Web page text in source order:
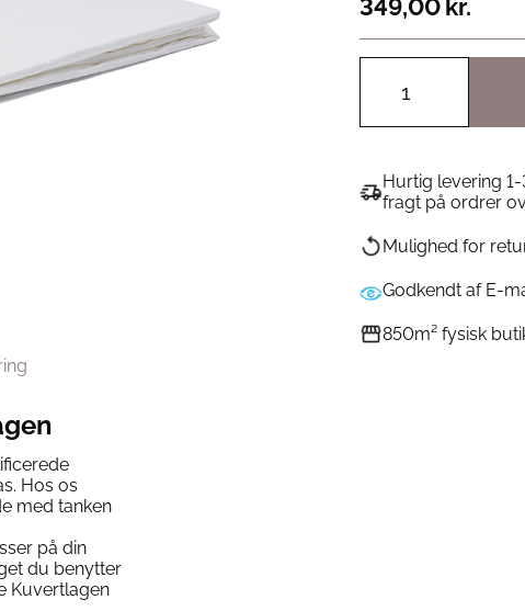
349,00 kr.
Hurtig levering
fragt på ordrer
Mulighed for
Godkendt af E-
850m² fysisk
Hos os
med tanken
på din
du benytter
Kuvertlagen